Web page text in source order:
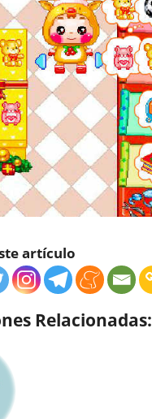
artículo
Relacionadas: